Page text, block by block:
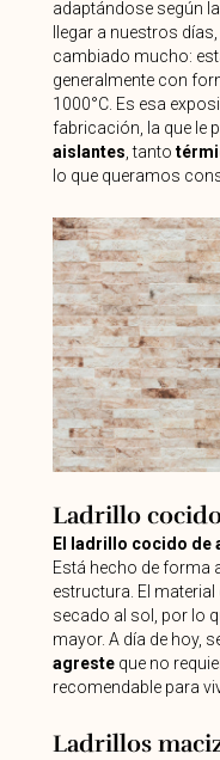
adaptándose según
llegar a nuestros
cambiado mucho:
generalmente con
1000°C. Es esa
fabricación, la que le
aislantes, tanto
lo que queramos
Ladrillo
El ladrillo cocido de
Está hecho de forma
estructura. El
secado al sol, por lo
mayor. A día de hoy,
agreste que no
recomendable para
Ladrillos